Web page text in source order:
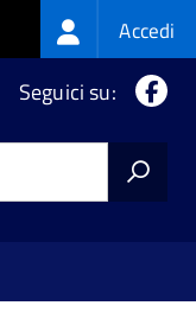
Login
menu
Accedi
Seguici su: